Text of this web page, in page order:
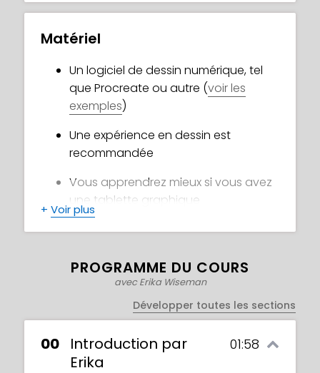
Matériel
Un logiciel de dessin numérique, tel
que Procreate ou autre (voir les
exemples)
Une expérience en dessin est
recommandée
Vous apprendrez mieux si vous avez
une tablette graphique
+ Voir plus
PROGRAMME DU COURS
avec Erika Wiseman
Développer toutes les sections
00
Introduction par
Erika
01:58